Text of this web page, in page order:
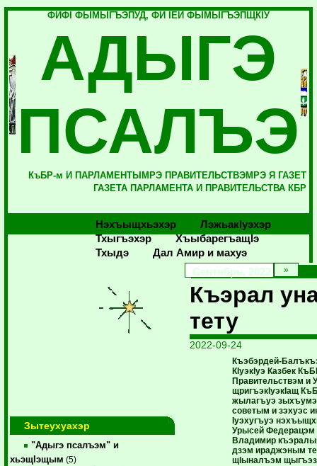
ФИФI ФЫМЫГЪЭПУД, ФИ IЕЙ ФЫМЫГЪЭПЩКIУ
АДЫГЭ
ПСАЛЪЭ
КъБР-м И ПАРЛАМЕНТЫМРЭ ПРАВИТЕЛЬСТВЭМРЭ Я ГАЗЕТ
ГАЗЕТА ПАРЛАМЕНТА И ПРАВИТЕЛЬСТВА КБР
Нэхъыщхьэхэр
Лэжьакlуэхэр
Тхыгъэхэр
Хъыбарегъащlэ
Тхыдэ
Дал Амир и махуэ
Зытеухуахэр
"Адыгэ псалъэм" и
хьэщIэщым (5)
Сентябрь, 2022
Къэрал
тету
2022-09-24
Къэбэрдей-
КIуэкIуэ Казбек
Правительствэм и
щригъэкIуэкIащ
жылагъуэ
советым и зэхуэс
Iуэхугъуэ
Урысей Федерацэм
Владимир
дзэм ираджэным
щIыналъэм